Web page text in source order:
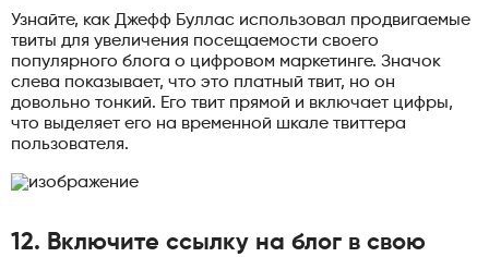
Узнайте, как Джефф Буллас использовал продвигаемые
твиты для увеличения посещаемости своего
популярного блога о цифровом маркетинге. Значок
слева показывает, что это платный твит, но он
довольно тонкий. Его твит прямой и включает цифры,
что выделяет его на временной шкале твиттера
пользователя.
12. Включите ссылку на блог в свою